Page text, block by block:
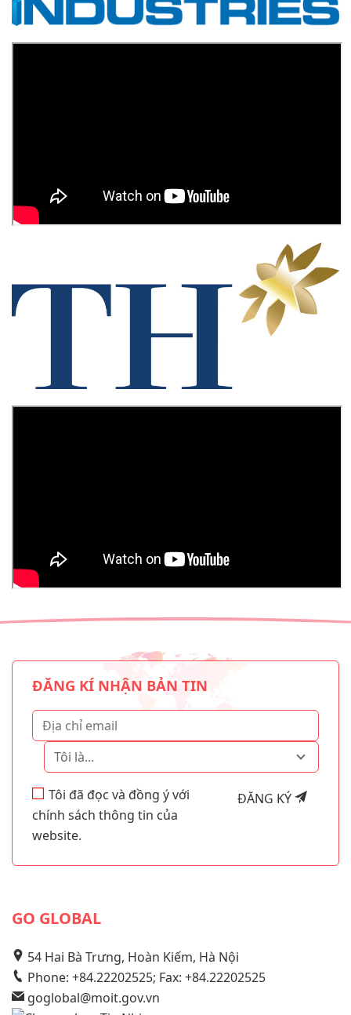
ĐĂNG KÍ NHẬN BẢN TIN
Tôi là...
ĐĂNG KÝ
Tôi đã đọc và đồng ý với
chính sách thông tin của
website.
GO GLOBAL
54 Hai Bà Trưng, Hoàn Kiếm, Hà Nội
Phone: +84.22202525; Fax: +84.22202525
goglobal@moit.gov.vn